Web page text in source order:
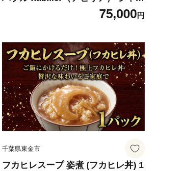
ー お風呂 バスタイム 洗浄力 超微細
水流 全身温か 高機能 スキンケア 毛
柔らかな水流 潤い ポカポカ 節水 簡
単取り付け 節約 工事不要 簡単設置
マルヤマエクセル 千葉 東金
75,000円
千葉県東金市
フカヒレスープ 姿煮 (フカヒレ丼) 1